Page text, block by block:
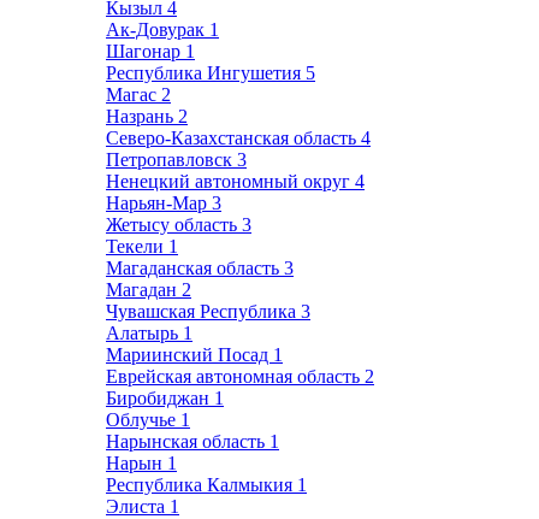
Кызыл 4
Ак-Довурак 1
Шагонар 1
Республика Ингушетия 5
Магас 2
Назрань 2
Северо-Казахстанская область 4
Петропавловск 3
Ненецкий автономный округ 4
Нарьян-Мар 3
Жетысу область 3
Текели 1
Магаданская область 3
Магадан 2
Чувашская Республика 3
Алатырь 1
Мариинский Посад 1
Еврейская автономная область 2
Биробиджан 1
Облучье 1
Нарынская область 1
Нарын 1
Республика Калмыкия 1
Элиста 1